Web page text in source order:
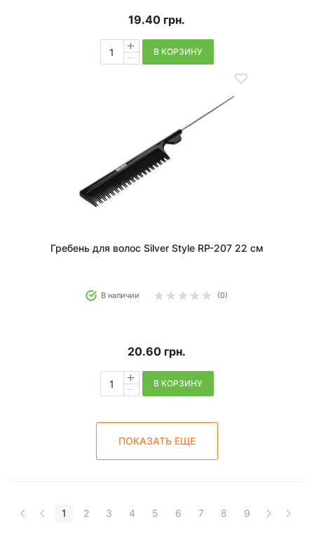
19.40 грн.
В КОРЗИНУ
Гребень для волос Silver Style RP-207 22 см
В наличии (0)
20.60 грн.
В КОРЗИНУ
ПОКАЗАТЬ ЕЩЕ
1 2 3 4 5 6 7 8 9